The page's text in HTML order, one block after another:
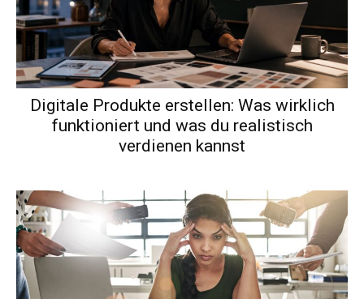
Digitale Produkte erstellen: Was wirklich
funktioniert und was du realistisch
verdienen kannst